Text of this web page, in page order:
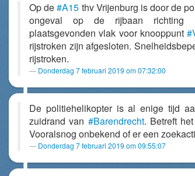
Op de#A15 thv Vrijenburg is door de
ongeval op de rijbaan richting
plaatsgevonden vlak voor knooppunt
rijstroken zijn afgesloten.
rijstroken.
Donderdag 7 februari 2019 om 07:32:00
De politiehelikopter is al enige tijd
zuidrand van #Barendrecht. Betreft
Vooralsnog onbekend of er een
Donderdag 7 februari 2019 om 09:55:07